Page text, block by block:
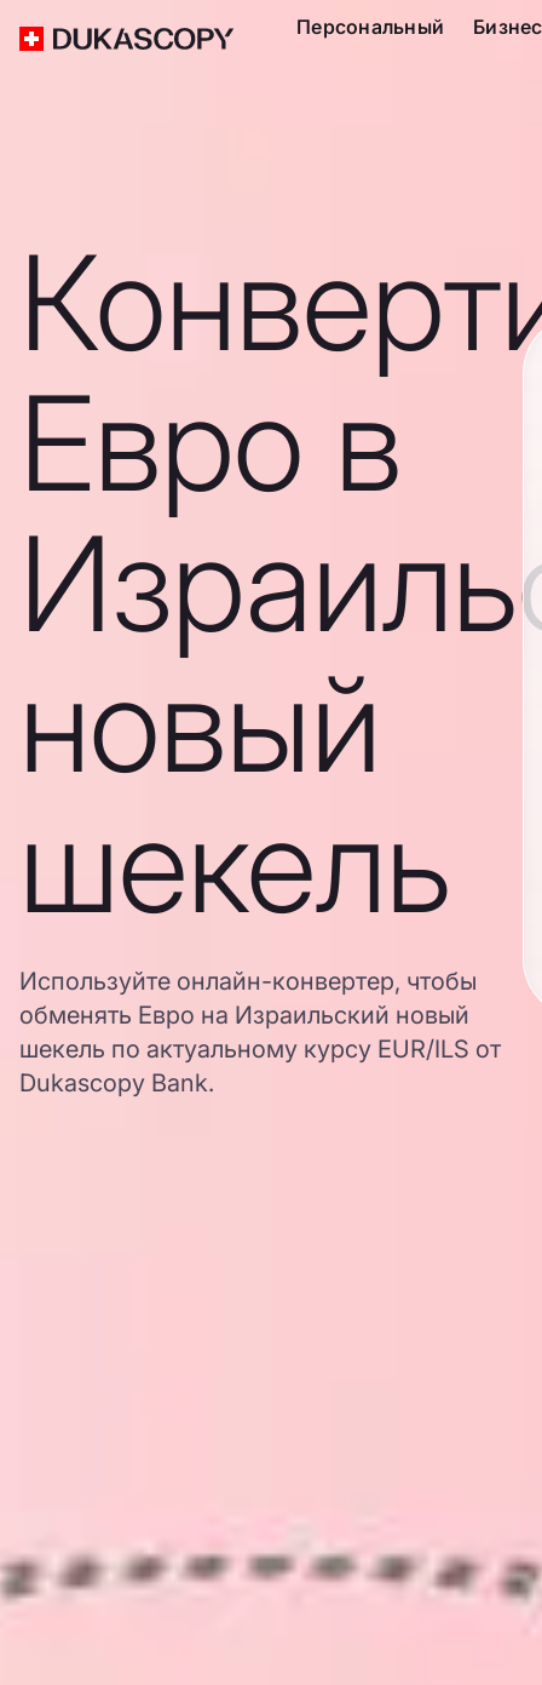
Персональный Бизнес
Евро в
новый
шекель
Используйте онлайн-конвертер, чтобы
обменять Евро на Израильский новый
шекель по актуальному курсу EUR/ILS от
Dukascopy Bank.